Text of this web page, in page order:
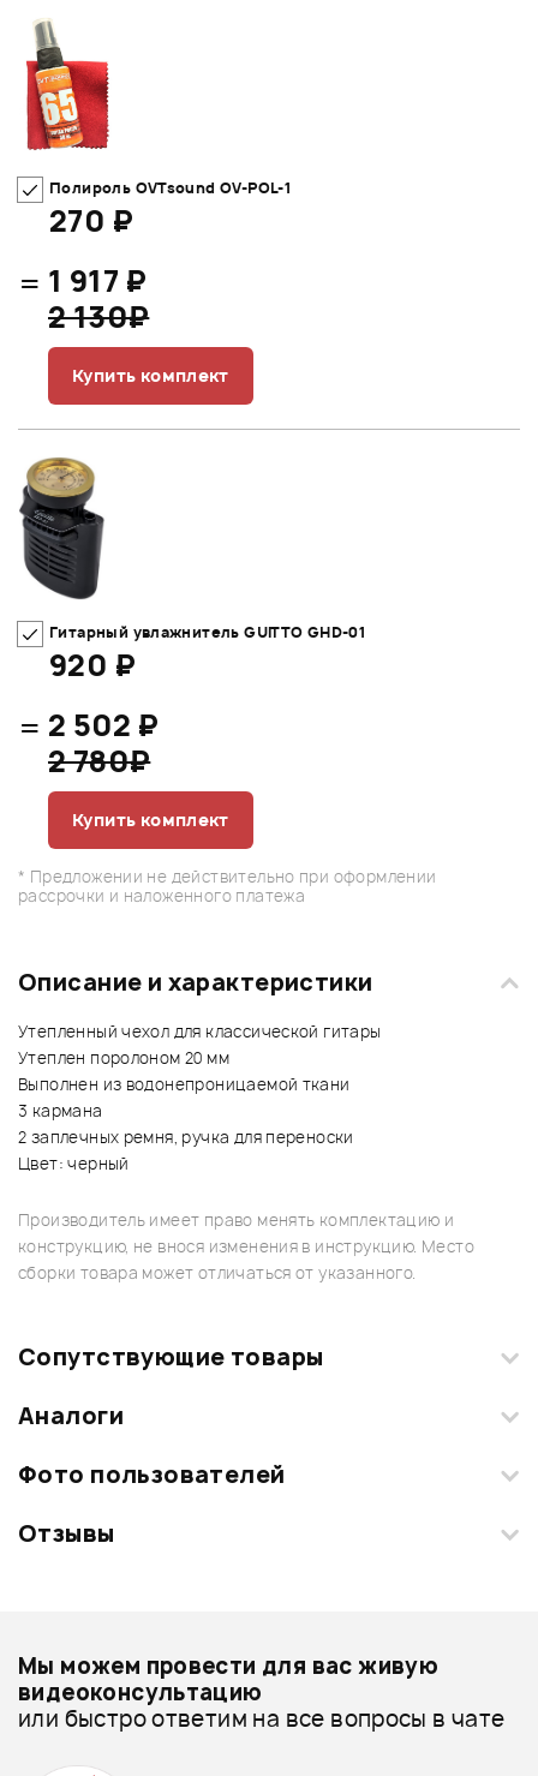
Полироль OVTsound OV-POL-1
270 ₽
= 1 917 ₽
2 130₽
Купить комплект
Гитарный увлажнитель GUITTO GHD-01
920 ₽
= 2 502 ₽
2 780₽
Купить комплект
* Предложении не действительно при оформлении
рассрочки и наложенного платежа
Описание и характеристики
Утепленный чехол для классической гитары
Утеплен поролоном 20 мм
Выполнен из водонепроницаемой ткани
3 кармана
2 заплечных ремня, ручка для переноски
Цвет: черный
Производитель имеет право менять комплектацию и
конструкцию, не внося изменения в инструкцию. Место
сборки товара может отличаться от указанного.
Сопутствующие товары
ХИТ
1 190 ₽
ХИТ
Аналоги
Фото пользователей
Загрузите свои фотографии купленного товара и получите
Отзывы
Чехлы для классических гитар - дешевле
Чехлы для классических гитар - дороже
Мы можем провести для вас живую
видеоконсультацию
или быстро ответим на все вопросы в чате